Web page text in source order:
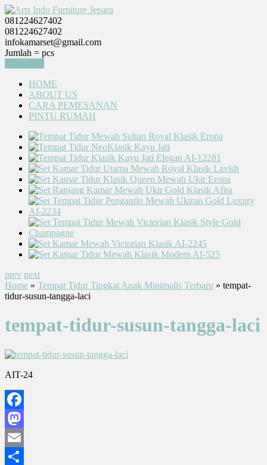
081224627402
081224627402
infokamarset@gmail.com
Jumlah = pcs
HOME
ABOUT US
CARA PEMESANAN
PINTU RUMAH
prev next
Home » Tempat Tidur Tingkat Anak Minimalis Terbaru » tempat-
tidur-susun-tangga-laci
tempat-tidur-susun-tangga-laci
AIT-24
Facebook
Mastodon
Email